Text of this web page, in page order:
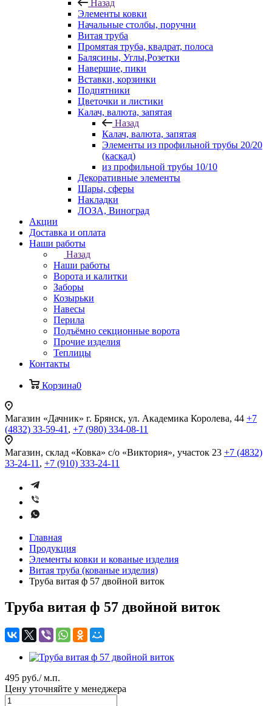
Назад
Элементы ковки
Начальные столбы, поручни
Витая труба
Промятая труба, квадрат, полоса
Балясины, Углы,Розетки
Навершие, пики
Вставки, корзинки
Подпятники
Цветочки и листики
Калач, валюта, запятая
Назад
Калач, валюта, запятая
Элементы из профильной трубы 20/20
(каскад)
из профильной трубы 10/10
Декоративные элементы
Шары, сферы
Накладки
ЛОЗА, Виноград
Акции
Доставка и оплата
Наши работы
Назад
Наши работы
Ворота и калитки
Заборы
Козырьки
Навесы
Перила
Подъёмно секционные ворота
Прочие изделия
Теплицы
Контакты
Корзина0
Магазин «Дачник» г. Брянск, ул. Академика Королева, 44 +7
(4832) 33-59-41 , +7 (980) 334-08-11
Магазин, склад «Ковка» с/о «Виктория», участок 23 +7 (4832)
33-24-11 , +7 (910) 333-24-11
Главная
Продукция
Элементы ковки и кованые изделия
Витая труба (кованые изделия)
Труба витая ф 57 двойной виток
Труба витая ф 57 двойной виток
495 руб./ м.п.
Цену уточняйте у менеджера